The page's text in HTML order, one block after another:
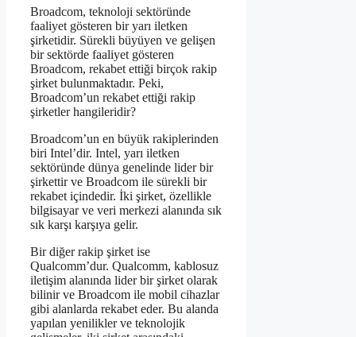
Broadcom, teknoloji sektöründe
faaliyet gösteren bir yarı iletken
şirketidir. Sürekli büyüyen ve gelişen
bir sektörde faaliyet gösteren
Broadcom, rekabet ettiği birçok rakip
şirket bulunmaktadır. Peki,
Broadcom’un rekabet ettiği rakip
şirketler hangileridir?
Broadcom’un en büyük rakiplerinden
biri Intel’dir. Intel, yarı iletken
sektöründe dünya genelinde lider bir
şirkettir ve Broadcom ile sürekli bir
rekabet içindedir. İki şirket, özellikle
bilgisayar ve veri merkezi alanında sık
sık karşı karşıya gelir.
Bir diğer rakip şirket ise
Qualcomm’dur. Qualcomm, kablosuz
iletişim alanında lider bir şirket olarak
bilinir ve Broadcom ile mobil cihazlar
gibi alanlarda rekabet eder. Bu alanda
yapılan yenilikler ve teknolojik